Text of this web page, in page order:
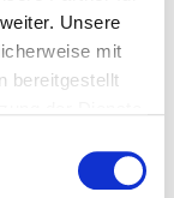
Unsere
mit
bereitgestellt